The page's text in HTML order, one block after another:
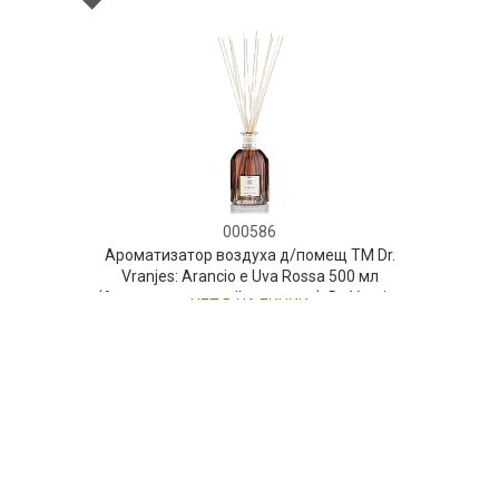
000586
Ароматизатор воздуха д/помещ ТМ Dr.
Vranjes: Arancio e Uva Rossa 500 мл
(Апельсин-красный виноград), Dr. Vranjes
НЕТ В НАЛИЧИИ